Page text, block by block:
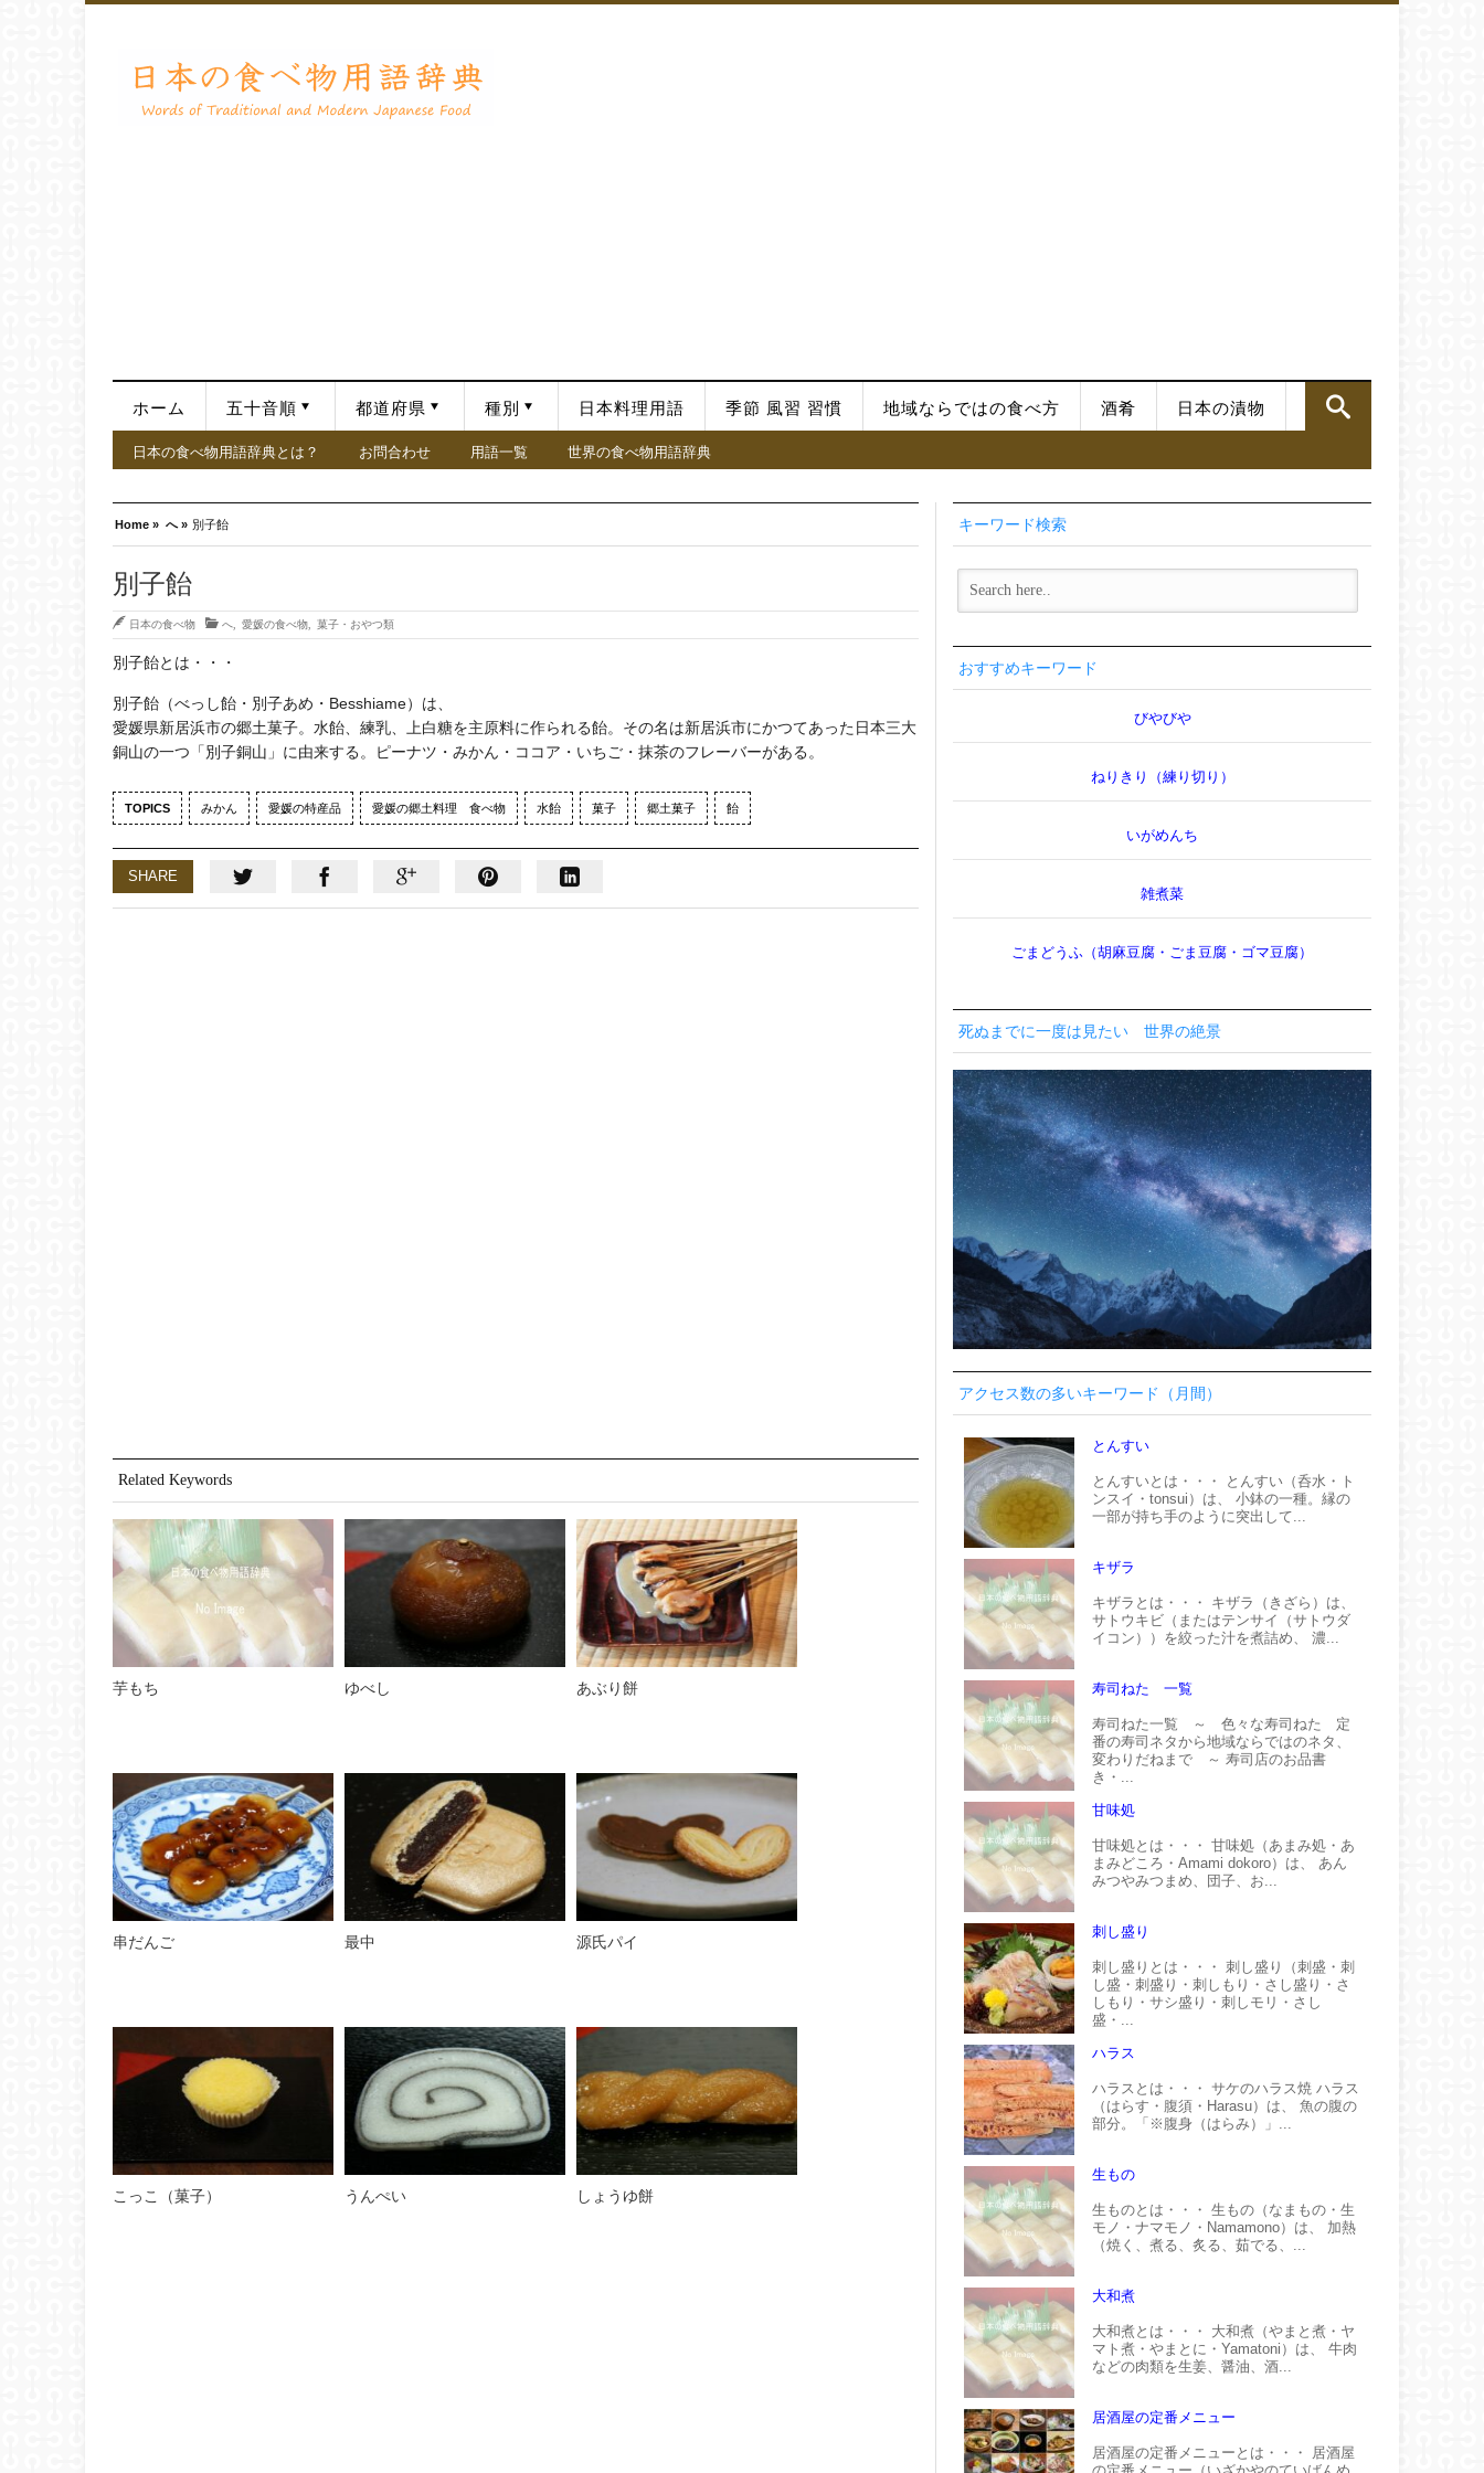
ホーム 五十音順 都道府県 種別 日本料理用語 季節 風習 習慣 地域ならではの食べ方 酒肴 日本の漬物
日本の食べ物用語辞典とは？ お問合わせ 用語一覧 世界の食べ物用語辞典
Home » へ » 別子飴
別子飴
日本の食べ物 へ 愛媛の食べ物 菓子・おやつ類
別子飴とは・・・
別子飴（べっし飴・別子あめ・Besshiame）は、
愛媛県新居浜市の郷土菓子。水飴、練乳、上白糖を主原料に作られる飴。その名は新居浜市にかつてあった日本三大
銅山の一つ「別子銅山」に由来する。ピーナツ・みかん・ココア・いちご・抹茶のフレーバーがある。
TOPICS みかん 愛媛の特産品 愛媛の郷土料理 食べ物 水飴 菓子 郷土菓子 飴
SHARE
Related Keywords
芋もち ゆべし あぶり餅
串だんご 最中 源氏パイ
こっこ（菓子） うんぺい しょうゆ餅
キーワード検索
おすすめキーワード
びやびや
ねりきり（練り切り）
いがめんち
雑煮菜
ごまどうふ（胡麻豆腐・ごま豆腐・ゴマ豆腐）
死ぬまでに一度は見たい 世界の絶景
アクセス数の多いキーワード（月間）
とんすい
とんすいとは・・・ とんすい（呑水・ト
ンスイ・tonsui）は、 小鉢の一種。縁の
一部が持ち手のように突出して...
キザラ
キザラとは・・・ キザラ（きざら）は、
サトウキビ（またはテンサイ（サトウダ
イコン））を絞った汁を煮詰め、 濃...
寿司ねた 一覧
寿司ねた一覧 ～ 色々な寿司ねた 定
番の寿司ネタから地域ならではのネタ、
変わりだねまで ～ 寿司店のお品書
き・...
甘味処
甘味処とは・・・ 甘味処（あまみ処・あ
まみどころ・Amami dokoro）は、 あん
みつやみつまめ、団子、お...
刺し盛り
刺し盛りとは・・・ 刺し盛り（刺盛・刺
し盛・刺盛り・刺しもり・さし盛り・さ
しもり・サシ盛り・刺しモリ・さし
盛・...
ハラス
ハラスとは・・・ サケのハラス焼 ハラス
（はらす・腹須・Harasu）は、 魚の腹の
部分。「※腹身（はらみ）」...
生もの
生ものとは・・・ 生もの（なまもの・生
モノ・ナマモノ・Namamono）は、 加熱
（焼く、煮る、炙る、茹でる、...
大和煮
大和煮とは・・・ 大和煮（やまと煮・ヤ
マト煮・やまとに・Yamatoni）は、 牛肉
などの肉類を生姜、醤油、酒...
居酒屋の定番メニュー
居酒屋の定番メニューとは・・・ 居酒屋
の定番メニュー（いざかやのていばんめ